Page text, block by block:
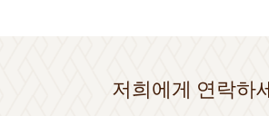
저희에게 연락하